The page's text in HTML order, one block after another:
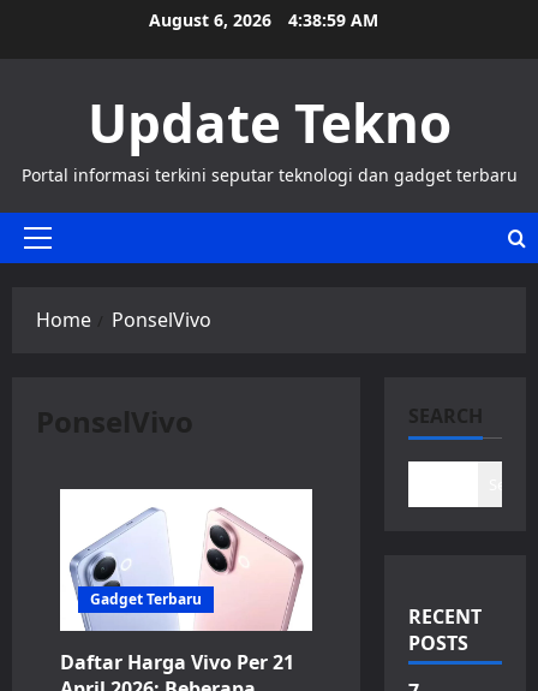
August 6, 2026 4:38:59 AM
Update Tekno
Portal informasi terkini seputar teknologi dan gadget terbaru
Primary
Home PonselVivo
PonselVivo
Gadget Terbaru
Daftar Harga Vivo Per 21
SEARCH
RECENT
POSTS